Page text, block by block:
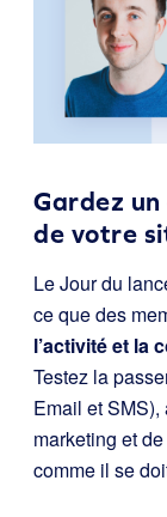
Gardez
de votre
Le Jour du
ce que des
l’activité et la
Testez la
Email et
marketing et
comme il se